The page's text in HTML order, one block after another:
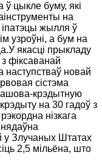
цыкле буму, які
на
жылля ў
узроўні, а бум на
якасці прыкладу
фіксаванай
наступстваў новай
сістэма
крэдытную
на 30 гадоў з
нізкага
у Злучаных Штатах
2,5 мільёна, што